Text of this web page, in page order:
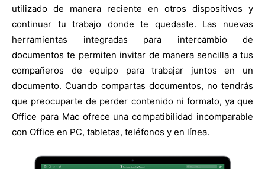
utilizado de manera reciente en otros dispositivos y
continuar tu trabajo donde te quedaste. Las nuevas
herramientas integradas para intercambio de
documentos te permiten invitar de manera sencilla a tus
compañeros de equipo para trabajar juntos en un
documento. Cuando compartas documentos, no tendrás
que preocuparte de perder contenido ni formato, ya que
Office para Mac ofrece una compatibilidad incomparable
con Office en PC, tabletas, teléfonos y en línea.